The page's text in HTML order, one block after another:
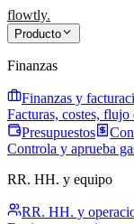
flowtly.
Producto
Finanzas
Finanzas y
Facturas, costes, flujo
Presupuestos
Controla y aprueba
RR. HH. y equipo
RR. HH. y